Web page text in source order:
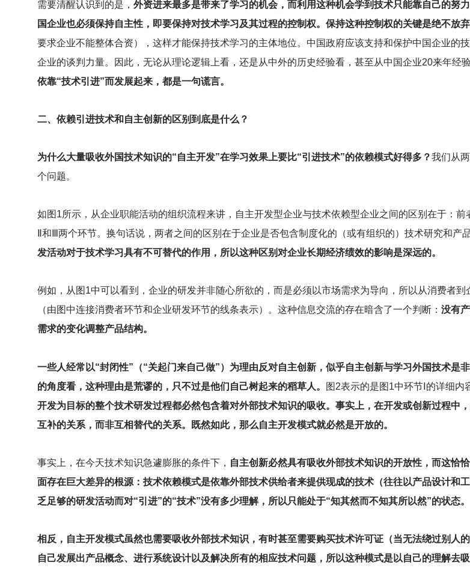
需要清醒认识到的是， 外资进来最多是带来了学习的机会，而利用这种机会学到技术只能靠自己的努力
国企业也必须保持自主性，即要保持对技术学习及其过程的控制权。保持这种控制权的关键是绝不放
要求企业不能整体合资），这样才能保持技术学习的主体地位。中国政府应该支持和保护中国企业的
企业的谈判力量。因此，无论从理论逻辑上看，还是从中外的历史经验看，甚至从中国企业20来年经
依靠“技术引进”而发展起来，都是一句谎言。
二、依赖引进技术和自主创新的区别到底是什么？
为什么大量吸收外国技术知识的“自主开发”在学习效果上要比“引进技术”的依赖模式好得多？我们从
个问题。
如图1所示，从企业职能活动的组织流程来讲，自主开发型企业与技术依赖型企业之间的区别在于：前
Ⅱ和Ⅲ两个环节。换句话说，两者之间的区别在于企业是否包含制度化的（或有组织的）技术研究和产
发活动对于技术学习具有不可替代的作用，所以这种区别对企业长期经济绩效的影响是深远的。
例如，从图1中可以看到，企业的研发并非随心所欲的，而是必须以市场需求为导向，所以从消费者
（由图中连接消费者环节和企业研发环节的线条表示）。这种信息交流的存在暗含了一个判断： 没有
需求的变化调整产品结构。
一些人经常以“封闭性”（“关起门来自己做”）为理由反对自主创新，似乎自主创新与学习外国技术是
的角度看，这种理由是荒谬的，只不过是他们自己树起来的稻草人。
图2表示的是图1中环节Ⅰ的详细内
开发为目标的整个技术研发过程都必然包含着对外部技术知识的吸收。事实上，在开发或创新过程中
互补的关系，而非互相替代的关系。既然如此，那么自主开发模式就必然是开放的。
事实上，在今天技术知识急遽膨胀的条件下， 自主创新必然具有吸收外部技术知识的开放性，而这恰
面存在巨大差异的根源：技术依赖模式是依靠外部技术供给者来提供现成的技术（往往以产品设计和
乏足够的研发活动而对“引进”的“技术”没有多少理解，所以只能处于“知其然而不知其所以然”的状态。
相反，自主开发模式虽然也需要吸收外部技术知识，有时甚至需要购买技术许可证（当无法绕过别人
自己发展出产品概念、进行系统设计以及解决所有的相应技术问题，所以这种模式是以自己的理解去